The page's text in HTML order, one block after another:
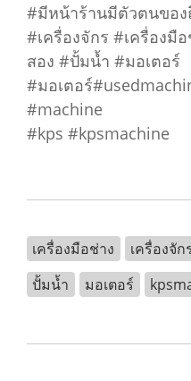
#มีหน้าร้านมีตัวตนของ
#เครื่องจักร #เครื่องมื
สอง #ปั้มน้ำ #มอเตอร์
#มอเตอร์
#machine
#kps #kpsmachine
เครื่องมือช่าง เครื่องจัก
ปั้มน้ำ
มอเตอร์